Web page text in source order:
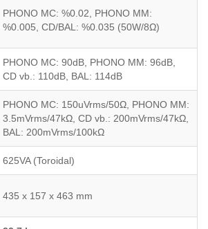
PHONO MC: %0.02, PHONO MM:
%0.005, CD/BAL: %0.035 (50W/8Ω)
PHONO MC: 90dB, PHONO MM: 96dB,
CD vb.: 110dB, BAL: 114dB
PHONO MC: 150uVrms/50Ω, PHONO MM:
3.5mVrms/47kΩ, CD vb.: 200mVrms/47kΩ,
BAL: 200mVrms/100kΩ
625VA (Toroidal)
435 x 157 x 463 mm